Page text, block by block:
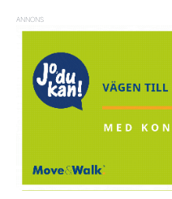
ANNONS